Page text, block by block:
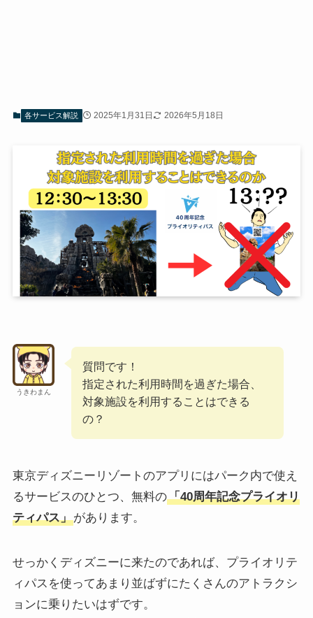
各サービス解説 2025年1月31日 2026年5月18日
うきわまん
質問です！
指定された利用時間を過ぎた場合、
対象施設を利用することはできる
の？
東京ディズニーリゾートのアプリにはパーク内で使え
るサービスのひとつ、無料の「40周年記念プライオリ
ティパス」があります。
せっかくディズニーに来たのであれば、プライオリテ
ィパスを使ってあまり並ばずにたくさんのアトラクシ
ョンに乗りたいはずです。